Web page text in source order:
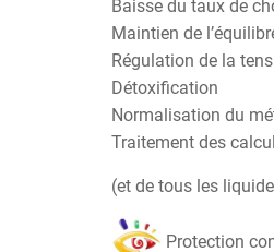
Baisse du taux de
Maintien de
Régulation de la
Détoxification
Normalisation du
Traitement des
(et de tous les
Protection